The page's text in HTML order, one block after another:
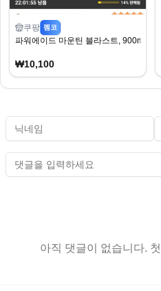
쿠팡 펨코
파워에이드 마운틴 블라스트, 900ml,
₩10,100
아직 댓글이 없습니다.